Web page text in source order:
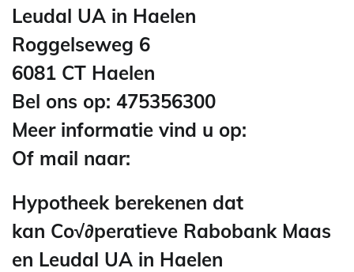
Leudal UA in Haelen
Roggelseweg 6
6081 CT Haelen
Bel ons op: 475356300
Meer informatie vind u op:
Of mail naar:
Hypotheek berekenen dat
kan Co√∂peratieve Rabobank Maas
en Leudal UA in Haelen